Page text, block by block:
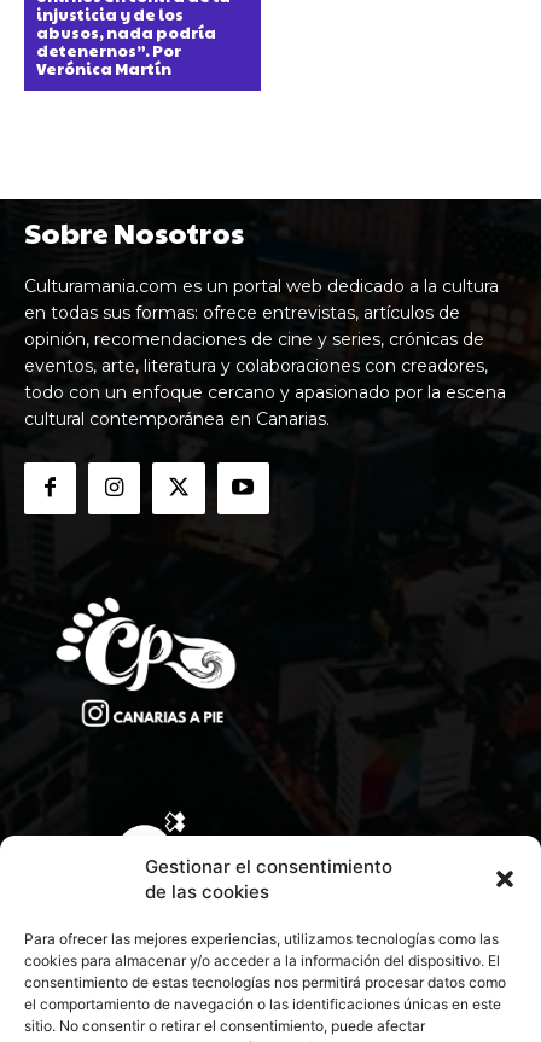
Gestionar el consentimiento
de las cookies
Para ofrecer las mejores experiencias, utilizamos tecnologías como las
cookies para almacenar y/o acceder a la información del dispositivo. El
consentimiento de estas tecnologías nos permitirá procesar datos como
el comportamiento de navegación o las identificaciones únicas en este
sitio. No consentir o retirar el consentimiento, puede afectar
injusticia y de los
abusos, nada podría
detenernos”. Por
Verónica Martín
Sobre Nosotros
Culturamania.com es un portal web dedicado a la cultura
en todas sus formas: ofrece entrevistas, artículos de
opinión, recomendaciones de cine y series, crónicas de
eventos, arte, literatura y colaboraciones con creadores,
todo con un enfoque cercano y apasionado por la escena
cultural contemporánea en Canarias.